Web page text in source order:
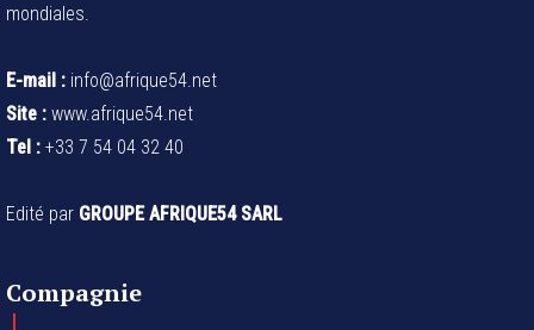
mondiales.
E-mail : info@afrique54.net
Site : www.afrique54.net
Tel : +33 7 54 04 32 40
Edité par GROUPE AFRIQUE54 SARL
Compagnie